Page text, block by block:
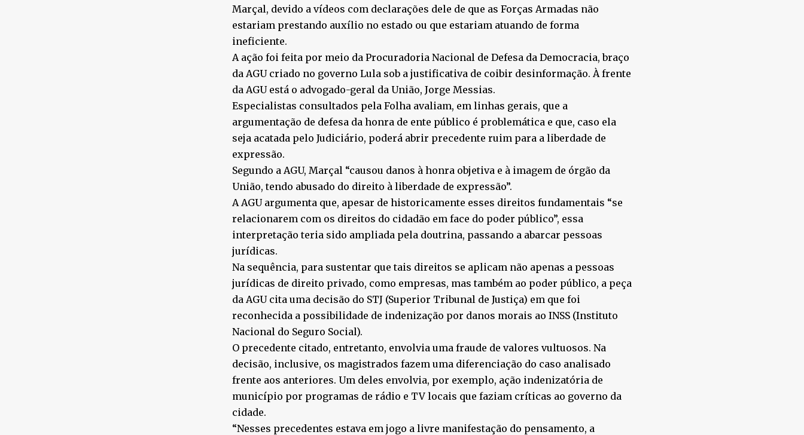
Marçal, devido a vídeos com declarações dele de que as Forças Armadas não
estariam prestando auxílio no estado ou que estariam atuando de forma
ineficiente.
A ação foi feita por meio da Procuradoria Nacional de Defesa da Democracia, braço
da AGU criado no governo Lula sob a justificativa de coibir desinformação. À frente
da AGU está o advogado-geral da União, Jorge Messias.
Especialistas consultados pela Folha avaliam, em linhas gerais, que a
argumentação de defesa da honra de ente público é problemática e que, caso ela
seja acatada pelo Judiciário, poderá abrir precedente ruim para a liberdade de
expressão.
Segundo a AGU, Marçal “causou danos à honra objetiva e à imagem de órgão da
União, tendo abusado do direito à liberdade de expressão”.
A AGU argumenta que, apesar de historicamente esses direitos fundamentais “se
relacionarem com os direitos do cidadão em face do poder público”, essa
interpretação teria sido ampliada pela doutrina, passando a abarcar pessoas
jurídicas.
Na sequência, para sustentar que tais direitos se aplicam não apenas a pessoas
jurídicas de direito privado, como empresas, mas também ao poder público, a peça
da AGU cita uma decisão do STJ (Superior Tribunal de Justiça) em que foi
reconhecida a possibilidade de indenização por danos morais ao INSS (Instituto
Nacional do Seguro Social).
O precedente citado, entretanto, envolvia uma fraude de valores vultuosos. Na
decisão, inclusive, os magistrados fazem uma diferenciação do caso analisado
frente aos anteriores. Um deles envolvia, por exemplo, ação indenizatória de
município por programas de rádio e TV locais que faziam críticas ao governo da
cidade.
“Nesses precedentes estava em jogo a livre manifestação do pensamento, a